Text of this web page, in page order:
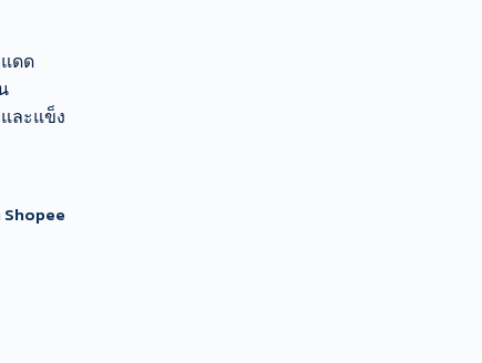
ดด
และแข็ง
Shopee